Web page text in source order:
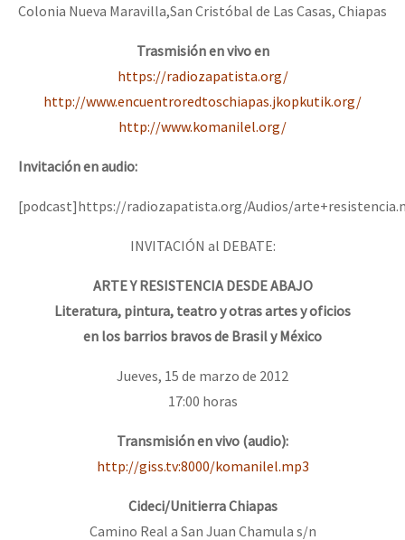
Colonia Nueva Maravilla,San Cristóbal de Las Casas, Chiapas
Trasmisión en vivo en
https://radiozapatista.org/
http://www.encuentroredtoschiapas.jkopkutik.org/
http://www.komanilel.org/
Invitación en audio:
[podcast]https://radiozapatista.org/Audios/
INVITACIÓN al DEBATE:
ARTE Y RESISTENCIA DESDE ABAJO
Literatura, pintura, teatro y otras artes y oficios
en los barrios bravos de Brasil y México
Jueves, 15 de marzo de 2012
17:00 horas
Transmisión en vivo (audio):
http://giss.tv:8000/komanilel.mp3
Cideci/Unitierra Chiapas
Camino Real a San Juan Chamula s/n